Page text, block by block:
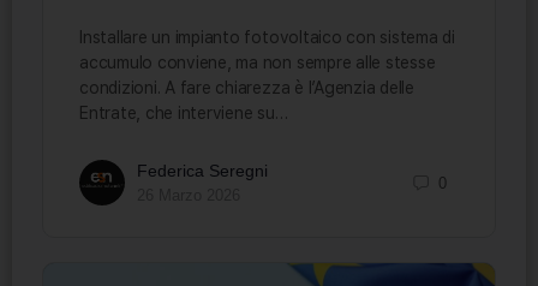
Installare un impianto fotovoltaico con sistema di
accumulo conviene, ma non sempre alle stesse
condizioni. A fare chiarezza è l’Agenzia delle
Entrate, che interviene su…
Federica Seregni
0